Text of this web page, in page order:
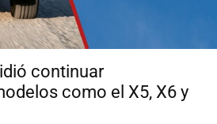
continuar
como el X5, X6 y